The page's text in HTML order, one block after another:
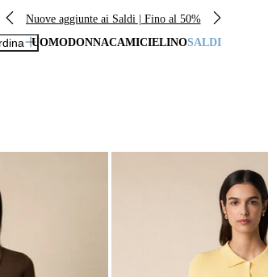
Nuove aggiunte ai Saldi | Fino al 50%
UOMODONNACAMICIELINOSALDI